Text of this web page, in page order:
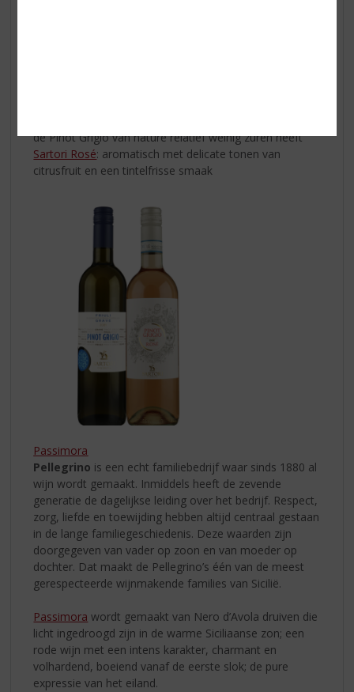
de Pinot Grigio van nature relatief weinig zuren heeft
Sartori Rosé: aromatisch met delicate tonen van
citrusfruit en een tintelfrisse smaak
Passimora
Pellegrino is een echt familiebedrijf waar sinds 1880 al
wijn wordt gemaakt. Inmiddels heeft de zevende
generatie de dagelijkse leiding over het bedrijf. Respect,
zorg, liefde en toewijding hebben altijd centraal gestaan
in de lange familiegeschiedenis. Deze waarden zijn
doorgegeven van vader op zoon en van moeder op
dochter. Dat maakt de Pellegrino’s één van de meest
gerespecteerde wijnmakende families van Sicilië.
Passimora wordt gemaakt van Nero d’Avola druiven die
licht ingedroogd zijn in de warme Siciliaanse zon; een
rode wijn met een intens karakter, charmant en
volhardend, boeiend vanaf de eerste slok; de pure
expressie van het eiland.